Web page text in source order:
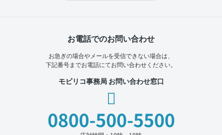
お電話でのお問い合わせ
お急ぎの場合やメールを受信できない場合は、
下記番号までお電話にてお問い合わせください。
モビリコ事務局 お問い合わせ窓口
0800-500-5500